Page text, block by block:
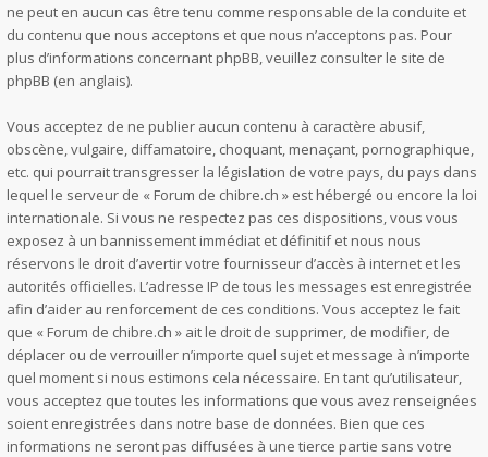
ne peut en aucun cas être tenu comme responsable de la conduite et
du contenu que nous acceptons et que nous n’acceptons pas. Pour
plus d’informations concernant phpBB, veuillez consulter le site de
phpBB (en anglais).
Vous acceptez de ne publier aucun contenu à caractère abusif,
obscène, vulgaire, diffamatoire, choquant, menaçant, pornographique,
etc. qui pourrait transgresser la législation de votre pays, du pays dans
lequel le serveur de « Forum de chibre.ch » est hébergé ou encore la loi
internationale. Si vous ne respectez pas ces dispositions, vous vous
exposez à un bannissement immédiat et définitif et nous nous
réservons le droit d’avertir votre fournisseur d’accès à internet et les
autorités officielles. L’adresse IP de tous les messages est enregistrée
afin d’aider au renforcement de ces conditions. Vous acceptez le fait
que « Forum de chibre.ch » ait le droit de supprimer, de modifier, de
déplacer ou de verrouiller n’importe quel sujet et message à n’importe
quel moment si nous estimons cela nécessaire. En tant qu’utilisateur,
vous acceptez que toutes les informations que vous avez renseignées
soient enregistrées dans notre base de données. Bien que ces
informations ne seront pas diffusées à une tierce partie sans votre